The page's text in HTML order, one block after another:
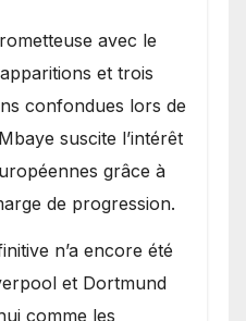
avec le
et trois
confondues lors de
suscite l’intérêt
grâce à
de progression.
n’a encore été
et Dortmund
comme les